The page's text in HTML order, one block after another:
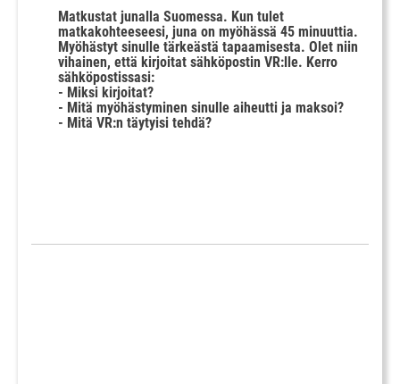
Matkustat junalla Suomessa. Kun tulet
matkakohteeseesi, juna on myöhässä 45 minuuttia.
Myöhästyt sinulle tärkeästä tapaamisesta. Olet niin
vihainen, että kirjoitat sähköpostin VR:lle. Kerro
sähköpostissasi:
- Miksi kirjoitat?
- Mitä myöhästyminen sinulle aiheutti ja maksoi?
- Mitä VR:n täytyisi tehdä?